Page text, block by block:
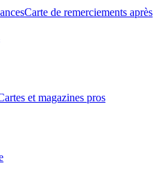
Carte de remerciements après
et magazines pros